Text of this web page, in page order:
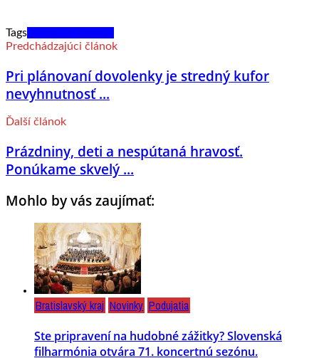
Tags
Predchádzajúci článok
Pri plánovaní dovolenky je stredný kufor
nevyhnutnosť ...
Ďalší článok
Prázdniny, deti a nespútaná hravosť.
Ponúkame skvelý ...
Mohlo by vás zaujímať:
Bratislavský kraj Novinky Podujatia
Ste pripravení na hudobné zážitky? Slovenská
filharmónia otvára 71. koncertnú sezónu.